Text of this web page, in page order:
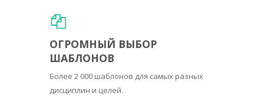
ОГРОМНЫЙ ВЫБОР
ШАБЛОНОВ
Более 2 000 шаблонов для самых разных
дисциплин и целей.